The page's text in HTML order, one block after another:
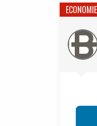
ECONOMIE